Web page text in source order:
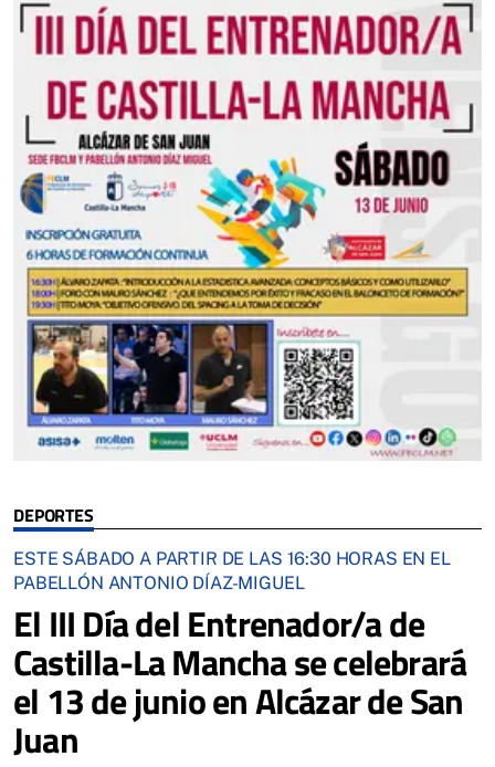
DEPORTES
ESTE SÁBADO A PARTIR DE LAS 16:30 HORAS EN EL
PABELLÓN ANTONIO DÍAZ-MIGUEL
El III Día del Entrenador/a de
Castilla-La Mancha se celebrará
el 13 de junio en Alcázar de San
Juan